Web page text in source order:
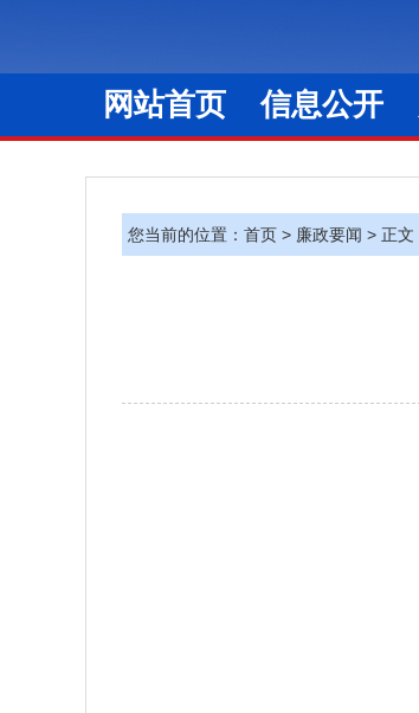
网站首页 信息公开
您当前的位置： 首页 > 廉政要闻 > 正文